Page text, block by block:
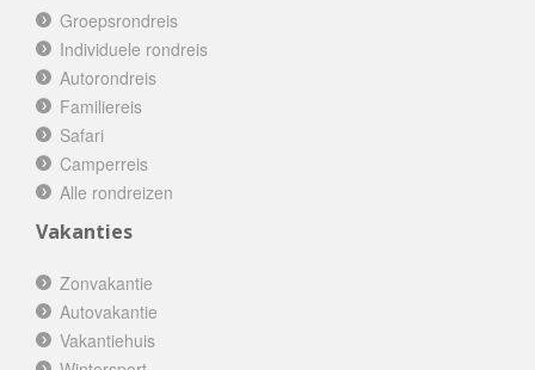
Groepsrondreis
Individuele rondreis
Autorondreis
Familiereis
Safari
Camperreis
Alle rondreizen
Vakanties
Zonvakantie
Autovakantie
Vakantiehuis